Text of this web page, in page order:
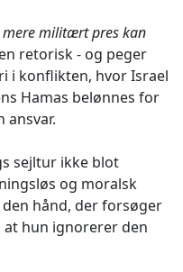
mere militært pres kan
retorisk - og peger
i konflikten, hvor Israel
Hamas belønnes for
ansvar.
sejltur ikke blot
og moralsk
hånd, der forsøger
hun ignorerer den